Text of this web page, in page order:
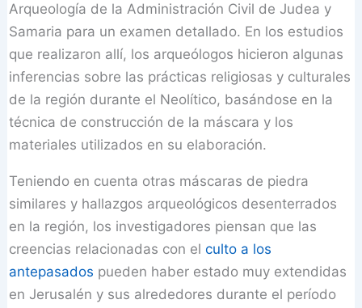
Arqueología de la Administración Civil de Judea y
Samaria para un examen detallado. En los estudios
que realizaron allí, los arqueólogos hicieron algunas
inferencias sobre las prácticas religiosas y culturales
de la región durante el Neolítico, basándose en la
técnica de construcción de la máscara y los
materiales utilizados en su elaboración.
Teniendo en cuenta otras máscaras de piedra
similares y hallazgos arqueológicos desenterrados
en la región, los investigadores piensan que las
creencias relacionadas con elculto a los
antepasados ​​pueden haber estado muy extendidas
en Jerusalén y sus alrededores durante el período